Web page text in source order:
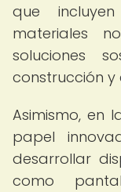
que
materiales
soluciones
construcción y
Asimismo, en
papel
desarrollar
como